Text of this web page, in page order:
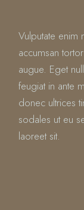
Vulputate enim
accumsan
augue. Eget
feugiat in ante
donec ultrices
sodales ut eu
laoreet sit.